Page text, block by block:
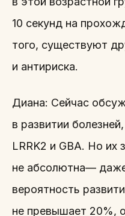
10 секунд на
того, существуют
и антириска.
Диана: Сейчас
в развитии
LRRK2 и GBA. Но их
не абсолютна—
вероятность
не превышает 20%,